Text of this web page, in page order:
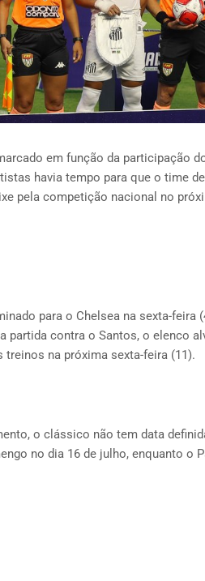
em função da participação
havia tempo para que o time
pela competição nacional no
para o Chelsea na sexta-feira
partida contra o Santos, o elenco
na próxima sexta-feira (11).
o clássico não tem data
no dia 16 de julho, enquanto o